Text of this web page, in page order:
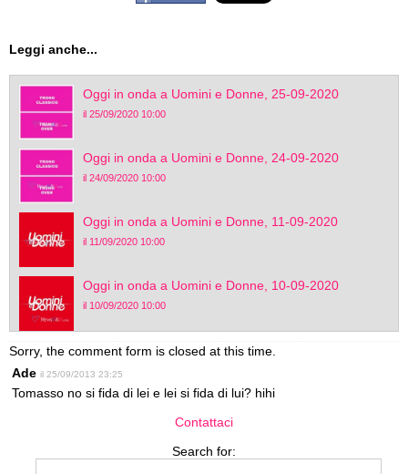
Leggi anche...
Oggi in onda a Uomini e Donne, 25-09-2020
il 25/09/2020 10:00
Oggi in onda a Uomini e Donne, 24-09-2020
il 24/09/2020 10:00
Oggi in onda a Uomini e Donne, 11-09-2020
il 11/09/2020 10:00
Oggi in onda a Uomini e Donne, 10-09-2020
il 10/09/2020 10:00
Sorry, the comment form is closed at this time.
Ade il 25/09/2013 23:25
Tomasso no si fida di lei e lei si fida di lui? hihi
Contattaci
Search for: